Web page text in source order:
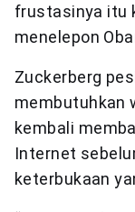
frustasinya itu
menelepon
Zuckerberg
membutuhkan
kembali
Internet
keterbukaan